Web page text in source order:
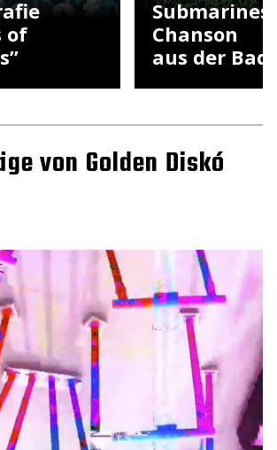
of
Submarines
Chanson
aus der
von Golden Diskó